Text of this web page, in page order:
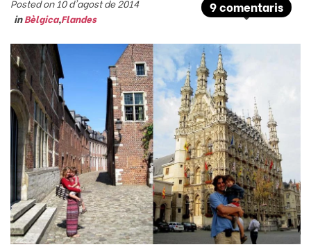
9 comentaris
Posted on 10 d'agost de 2014
inBèlgica,Flandes